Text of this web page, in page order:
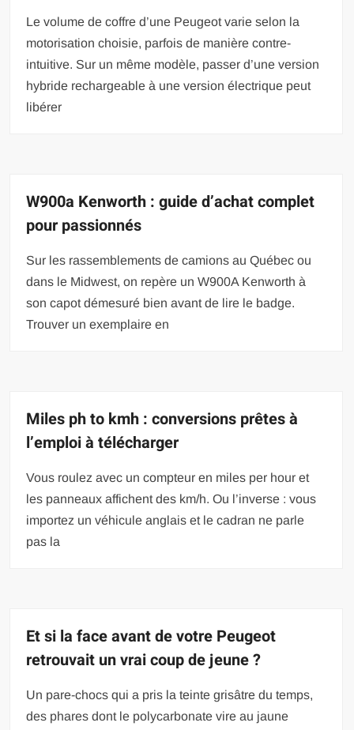
Le volume de coffre d’une Peugeot varie selon la
motorisation choisie, parfois de manière contre-
intuitive. Sur un même modèle, passer d’une version
hybride rechargeable à une version électrique peut
libérer
W900a Kenworth : guide d’achat complet
pour passionnés
Sur les rassemblements de camions au Québec ou
dans le Midwest, on repère un W900A Kenworth à
son capot démesuré bien avant de lire le badge.
Trouver un exemplaire en
Miles ph to kmh : conversions prêtes à
l’emploi à télécharger
Vous roulez avec un compteur en miles per hour et
les panneaux affichent des km/h. Ou l’inverse : vous
importez un véhicule anglais et le cadran ne parle
pas la
Et si la face avant de votre Peugeot
retrouvait un vrai coup de jeune ?
Un pare-chocs qui a pris la teinte grisâtre du temps,
des phares dont le polycarbonate vire au jaune